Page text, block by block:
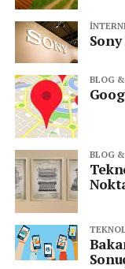
BLOG
BLOG